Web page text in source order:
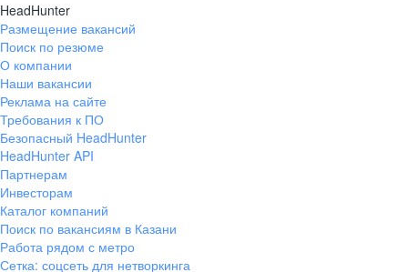
HeadHunter
Размещение вакансий
Поиск по резюме
О компании
Наши вакансии
Реклама на сайте
Требования к ПО
Безопасный HeadHunter
HeadHunter API
Партнерам
Инвесторам
Каталог компаний
Поиск по вакансиям в Казани
Работа рядом с метро
Сетка: соцсеть для нетворкинга